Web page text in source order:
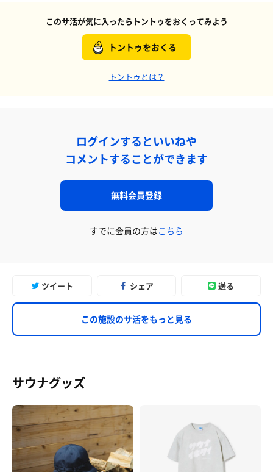
このサ活が気に入ったらトントゥをおくってみよう
トントゥをおくる
トントゥとは？
ログインするといいねや
コメントすることができます
無料会員登録
すでに会員の方はこちら
ツイート シェア 送る
この施設のサ活をもっと見る
サウナグッズ